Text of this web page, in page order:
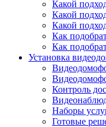
Какой
Какой
Какой
Как
Как
Установка
Контроль
Наборы
Готовые